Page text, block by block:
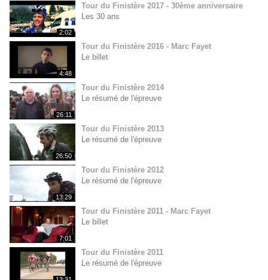
2:02
Tour du Finistère 2017 - 30ème anniversaire
Les 30 ans
4:48
Tour du Finistère 2016 - Marc Fayet
Le billet
26:11
Tour du Finistère 2014
Le résumé de l'épreuve
26:50
Tour du Finistère 2013
Le résumé de l'épreuve
13:29
Tour du Finistère 2012
Le résumé de l'épreuve
7:01
Tour du Finistère 2011 - Marc Fayet
Le billet
Tour du Finistère 2011
Le résumé de l'épreuve